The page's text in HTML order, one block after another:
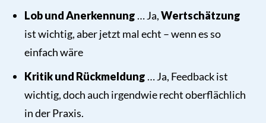
Lob und Anerkennung … Ja,Wertschätzung
ist wichtig, aber jetzt mal echt – wenn es so
einfach wäre
Kritik und Rückmeldung … Ja, Feedback ist
wichtig, doch auch irgendwie recht oberflächlich
in der Praxis.